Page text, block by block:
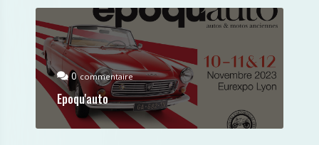
0 commentaire
Epoqu'auto